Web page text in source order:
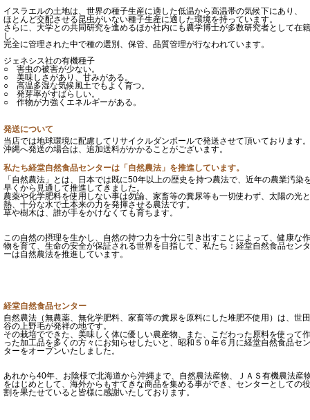
イスラエルの土地は、世界の種子生産に適した低温から高温帯の気候下にあり、
ほとんど交配させる昆虫がいない種子生産に適した環境を持っています。
さらに、大学との共同研究を進めるほか社内にも農学博士が多数研究者として在籍
し、
完全に管理された中で種の選別、保管、品質管理が行なわれています。
ジェネシス社の有機種子
○ 害虫の被害が少ない。
○ 美味しさがあり、甘みがある。
○ 高温多湿な気候風土でもよく育つ。
○ 発芽率がすばらしい。
○ 作物が力強くエネルギーがある。
発送について
当店では地球環境に配慮してリサイクルダンボールで発送させて頂いております。
沖縄へ発送の場合は、追加送料がかかることがございます。
私たち経堂自然食品センターは「自然農法」を推進しています。
「自然農法」とは、日本では既に50年以上の歴史を持つ農法で、近年の農業汚染
早くから見通して推進してきました。
農薬や化学肥料を使用しない事は勿論、家畜等の糞尿等も一切使わず、太陽の光と
熱、十分な水で土本来の力を発揮させる農法です。
草や樹木は、誰が手をかけなくても育ちます。
この自然の摂理を生かし、自然の持つ力を十分に引き出すことによって、健康な作
物を育て、生命の安全が保証される世界を目指して、私たち：経堂自然食品センタ
ーは自然農法を推進しています。
経堂自然食品センター
自然農法（無農薬、無化学肥料、家畜等の糞尿を原料にした堆肥不使用）は、世田
谷の上野毛が発祥の地です。
その栽培でできた、美味しく体に優しい農産物、また、こだわった原料を使って作
った加工品を多くの方々にお知らせしたいと、昭和５０年６月に経堂自然食品セン
ターをオープンいたしました。
あれから40年、お陰様で北海道から沖縄まで、自然農法産物、ＪＡＳ有機農法産
をはじめとして、海外からもすてきな商品を集める事ができ、センターとしての役
割を果たせていると皆様に感謝いたしております。